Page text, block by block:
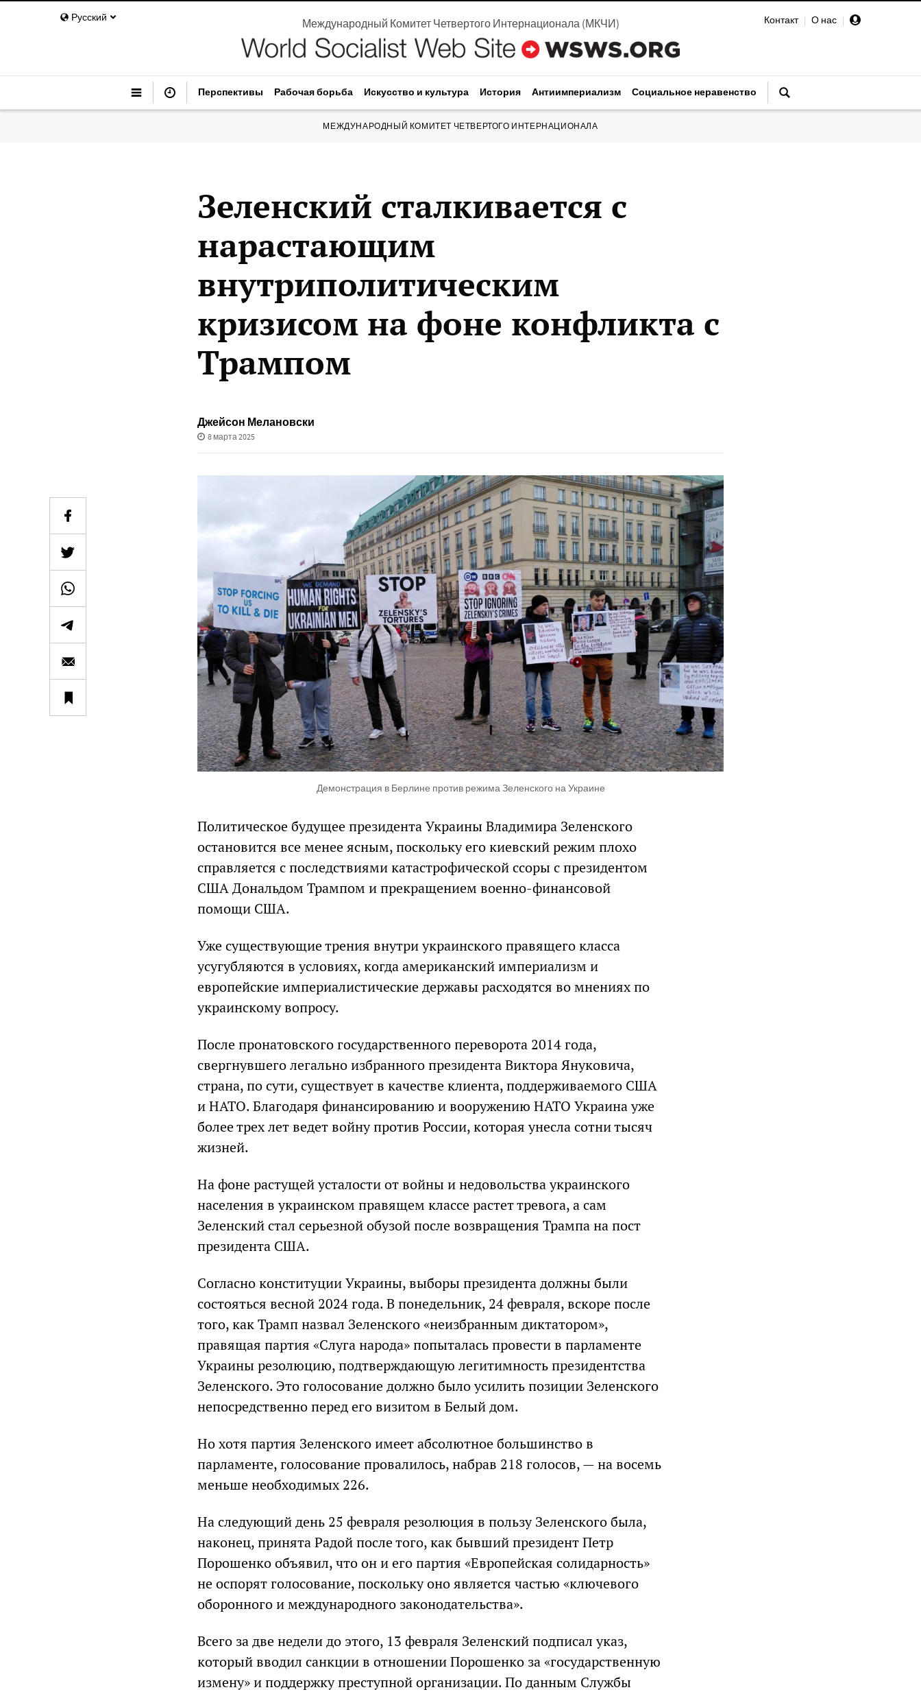
Русский Контакт | О нас |
Международный Комитет Четвертого Интернационала(МКЧИ)
Перспективы Рабочая борьба Искусство и культура История Антиимпериализм Социальное неравенство
МЕЖДУНАРОДНЫЙ КОМИТЕТ ЧЕТВЕРТОГО ИНТЕРНАЦИОНАЛА
Зеленский сталкивается с
нарастающим
внутриполитическим
кризисом на фоне конфликта с
Трампом
Джейсон Мелановски
8 марта 2025
Демонстрация в Берлине против режима Зеленского на Украине
Политическое будущее президента Украины Владимира Зеленского
остановится все менее ясным, поскольку его киевский режим плохо
справляется с последствиями катастрофической ссоры с президентом
США Дональдом Трампом и прекращением военно-финансовой
помощи США.
Уже существующие трения внутри украинского правящего класса
усугубляются в условиях, когда американский империализм и
европейские империалистические державы расходятся во мнениях по
украинскому вопросу.
После пронатовского государственного переворота 2014 года,
свергнувшего легально избранного президента Виктора Януковича,
страна, по сути, существует в качестве клиента, поддерживаемого США
и НАТО. Благодаря финансированию и вооружению НАТО Украина уже
более трех лет ведет войну против России, которая унесла сотни тысяч
жизней.
На фоне растущей усталости от войны и недовольства украинского
населения в украинском правящем классе растет тревога, а сам
Зеленский стал серьезной обузой после возвращения Трампа на пост
президента США.
Согласно конституции Украины, выборы президента должны были
состояться весной 2024 года. В понедельник, 24 февраля, вскоре после
того, как Трамп назвал Зеленского «неизбранным диктатором»,
правящая партия «Слуга народа» попыталась провести в парламенте
Украины резолюцию, подтверждающую легитимность президентства
Зеленского. Это голосование должно было усилить позиции Зеленского
непосредственно перед его визитом в Белый дом.
Но хотя партия Зеленского имеет абсолютное большинство в
парламенте, голосование провалилось, набрав 218 голосов, — на восемь
меньше необходимых 226.
На следующий день 25 февраля резолюция в пользу Зеленского была,
наконец, принята Радой после того, как бывший президент Петр
Порошенко объявил, что он и его партия «Европейская солидарность»
не оспорят голосование, поскольку оно является частью «ключевого
оборонного и международного законодательства».
Всего за две недели до этого, 13 февраля Зеленский подписал указ,
который вводил санкции в отношении Порошенко за «государственную
измену» и поддержку преступной организации. По данным Службы